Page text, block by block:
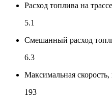
Расход топлива на
5.1
Смешанный расход
6.3
Максимальная
193